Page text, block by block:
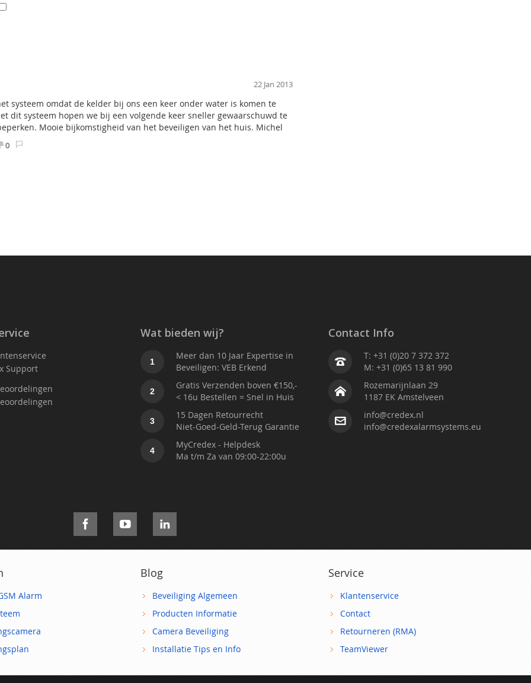
22 Jan 2013
systeem omdat de kelder bij ons een keer onder water is komen te
dit systeem hopen we bij een volgende keer sneller gewaarschuwd te
Mooie bijkomstigheid van het beveiligen van het huis. Michel
0
Support
Wat bieden wij?
1
Meer dan 10 Jaar Expertise in
Beveiligen: VEB Erkend
2
Gratis Verzenden boven €150,-
< 16u Bestellen = Snel in Huis
3
15 Dagen Retourrecht
Niet-Goed-Geld-Terug Garantie
4
MyCredex - Helpdesk
Ma t/m Za van 09:00-22:00u
Contact Info
T: +31 (0)20 7 372 372
M: +31 (0)65 13 81 990
Rozemarijnlaan 29
1187 EK Amstelveen
info@credex.nl
info@credexalarmsystems.eu
Alarm
Blog
Beveiliging Algemeen
Producten Informatie
Camera Beveiliging
Installatie Tips en Info
Service
Klantenservice
Contact
Retourneren (RMA)
TeamViewer